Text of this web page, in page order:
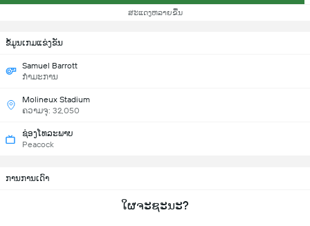
ສະແດງຫລາຍຂື້ນ
ຂ້ໍມູນເກມແຂ່ງຂັນ
Samuel Barrott
ກຳມະການ
Molineux Stadium
ຄວາມຈຸ: 32,050
ຊ່ອງໂທລະພາບ
Peacock
ການການເດົາ
ໃຜຈະຊະນະ?